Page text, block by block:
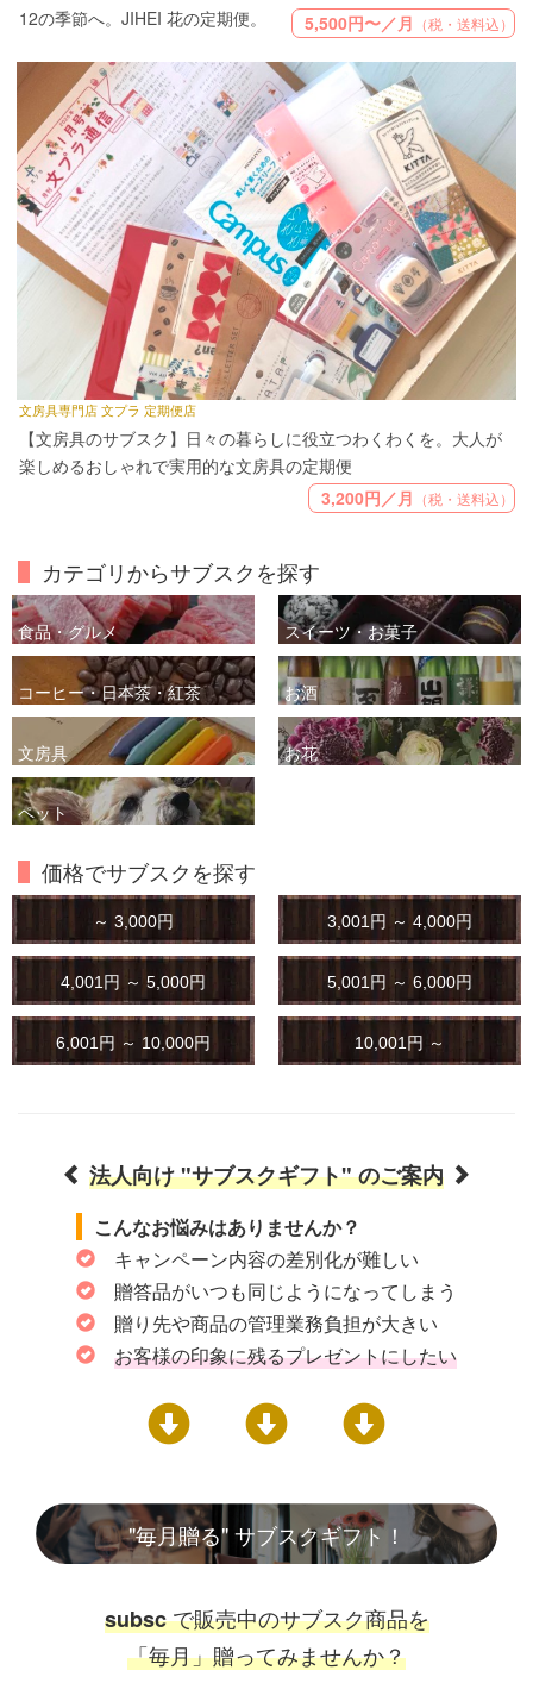
12の季節へ。JIHEI 花の定期便。 5,500円〜／月 （税・送料込）
文房具専門店 文プラ 定期便店
【文房具のサブスク】日々の暮らしに役立つわくわくを。大人が
楽しめるおしゃれで実用的な文房具の定期便
3,200円／月 （税・送料込）
カテゴリからサブスクを探す
食品・グルメ スイーツ・お菓子
コーヒー・日本茶・紅茶 お酒
文房具 お花
ペット
価格でサブスクを探す
～ 3,000円 3,001円 ～ 4,000円
4,001円 ～ 5,000円 5,001円 ～ 6,000円
6,001円 ～ 10,000円 10,001円 ～
法人向け "サブスクギフト" のご案内
こんなお悩みはありませんか？
キャンペーン内容の差別化が難しい
贈答品がいつも同じようになってしまう
贈り先や商品の管理業務負担が大きい
お客様の印象に残るプレゼントにしたい
"毎月贈る" サブスクギフト！
subscで販売中のサブスク商品を
「毎月」贈ってみませんか？